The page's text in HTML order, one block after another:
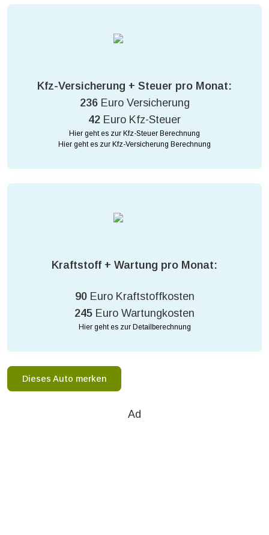
Kfz-Versicherung + Steuer pro Monat:
236 Euro Versicherung
42 Euro Kfz-Steuer
Hier geht es zur Kfz-Steuer Berechnung
Hier geht es zur Kfz-Versicherung Berechnung
Kraftstoff + Wartung pro Monat:
90 Euro Kraftstoffkosten
245 Euro Wartungkosten
Hier geht es zur Detailberechnung
Dieses Auto merken
Ad